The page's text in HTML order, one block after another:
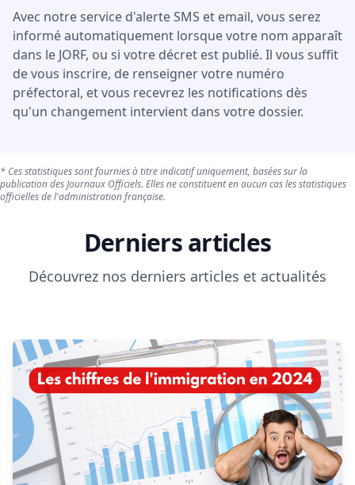
Avec notre service d'alerte SMS et email, vous serez
informé automatiquement lorsque votre nom apparaît
dans le JORF, ou si votre décret est publié. Il vous suffit
de vous inscrire, de renseigner votre numéro
préfectoral, et vous recevrez les notifications dès
qu'un changement intervient dans votre dossier.
* Ces statistiques sont fournies à titre indicatif uniquement, basées sur la
publication des Journaux Officiels. Elles ne constituent en aucun cas les statistiques
officielles de l'administration française.
Derniers articles
Découvrez nos derniers articles et actualités